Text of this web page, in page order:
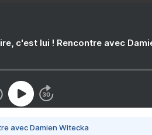
c'est lui ! Rencontre avec
avec Damien Witecka